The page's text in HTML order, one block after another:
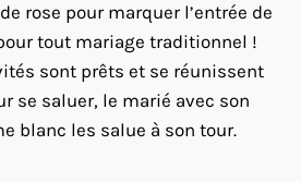
rose pour marquer l’entrée de
tout mariage traditionnel !
sont prêts et se réunissent
se saluer, le marié avec son
blanc les salue à son tour.